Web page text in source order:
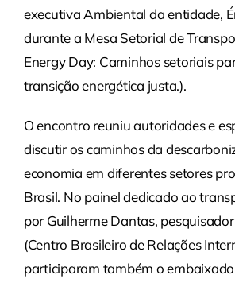
executiva Ambiental da entidade,
durante a Mesa Setorial de
Energy Day: Caminhos setoriais
transição energética justa.).
O encontro reuniu autoridades e
discutir os caminhos da
economia em diferentes setores
Brasil. No painel dedicado ao
por Guilherme Dantas,
(Centro Brasileiro de Relações
participaram também o